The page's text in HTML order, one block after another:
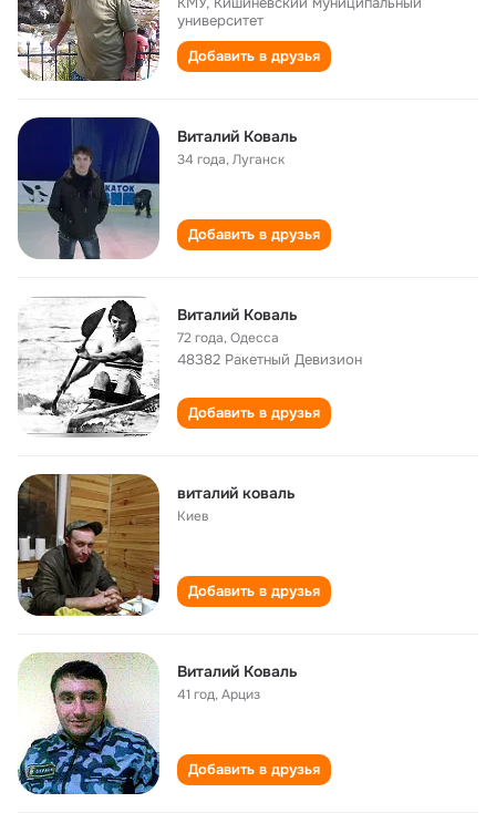
университет
Добавить в друзья
Виталий Коваль
34 года,Луганск
Добавить в друзья
Виталий Коваль
72 года,Одесса
48382 Ракетный Девизион
Добавить в друзья
виталий коваль
Киев
Добавить в друзья
Виталий Коваль
41 год,Арциз
Добавить в друзья